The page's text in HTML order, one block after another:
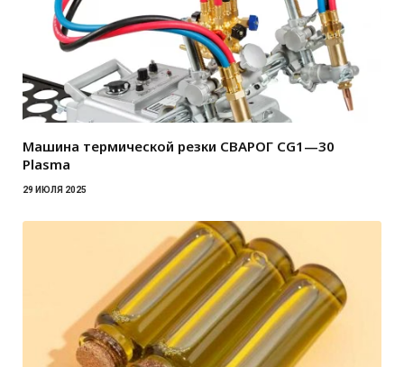
Машина термической резки СВАРОГ CG1—30
Plasma
29 ИЮЛЯ 2025